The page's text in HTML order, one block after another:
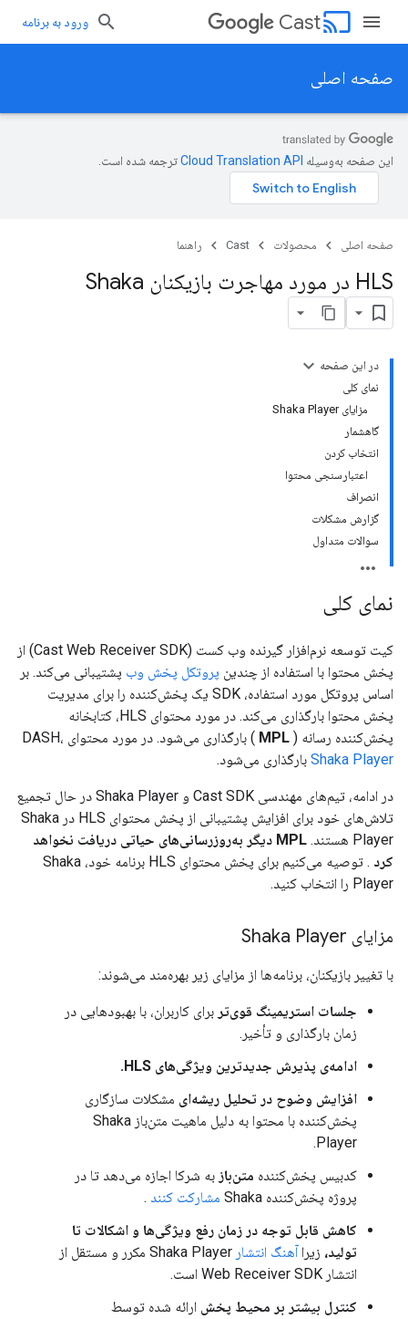
cast
Cast ورود به برنامه
صفحه اصلی
این صفحه به‌وسیله ترجمه شده است.
صفحه اصلی محصولات Cast راهنما
HLS در مورد مهاجرت بازیکنان Shaka
در این صفحه
نمای کلی
مزایای Shaka Player
گاهشمار
انتخاب کردن
اعتبارسنجی محتوا
انصراف
گزارش مشکلات
سوالات متداول
نمای کلی
کیت توسعه نرم‌افزار گیرنده وب کست (Cast Web Receiver SDK) از
پخش محتوا با استفاده از چندین پروتکل پخش وب پشتیبانی می‌کند. بر
اساس پروتکل مورد استفاده، SDK یک پخش‌کننده را برای مدیریت
پخش محتوا بارگذاری می‌کند. در مورد محتوای HLS، کتابخانه
پخش‌کننده رسانه ( MPL ) بارگذاری می‌شود. در مورد محتوای DASH،
Shaka Player بارگذاری می‌شود.
در ادامه، تیم‌های مهندسی Cast SDK و Shaka Player در حال تجمیع
تلاش‌های خود برای افزایش پشتیبانی از پخش محتوای HLS در Shaka
Player هستند.
MPL دیگر به‌روزرسانی‌های حیاتی دریافت نخواهد
کرد
. توصیه می‌کنیم برای پخش محتوای HLS برنامه خود، Shaka
Player را انتخاب کنید.
مزایای Shaka Player
با تغییر بازیکنان، برنامه‌ها از مزایای زیر بهره‌مند می‌شوند:
جلسات استریمینگ قوی‌تر برای کاربران، با بهبودهایی در
زمان بارگذاری و تأخیر.
ادامه‌ی پذیرش جدیدترین ویژگی‌های HLS.
افزایش وضوح در تحلیل ریشه‌ای مشکلات سازگاری
پخش‌کننده با محتوا به دلیل ماهیت متن‌باز Shaka
Player.
کدبیس پخش‌کننده متن‌باز به شرکا اجازه می‌دهد تا در
پروژه پخش‌کننده Shaka
مشارکت کنند .
کاهش قابل توجه در زمان رفع ویژگی‌ها و اشکالات تا
تولید، زیراآهنگ انتشار
Shaka Player مکرر و مستقل از
انتشار Web Receiver SDK است.
کنترل بیشتر بر محیط پخش ارائه شده توسط